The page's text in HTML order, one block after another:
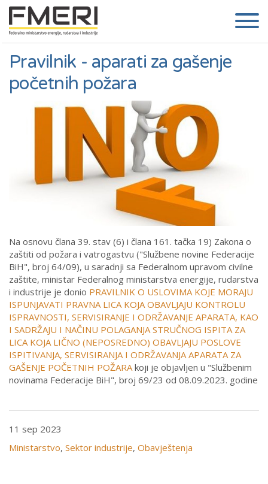
Pravilnik - aparati za gašenje
početnih požara
Na osnovu člana 39. stav (6) i člana 161. tačka 19) Zakona o
zaštiti od požara i vatrogastvu ("Službene novine Federacije
BiH", broj 64/09), u saradnji sa Federalnom upravom civilne
zaštite, ministar Federalnog ministarstva energije, rudarstva
i industrije je donio PRAVILNIK O USLOVIMA KOJE MORAJU
ISPUNJAVATI PRAVNA LICA KOJA OBAVLJAJU KONTROLU
ISPRAVNOSTI, SERVISIRANJE I ODRŽAVANJE APARATA, KAO
I SADRŽAJU I NAČINU POLAGANJA STRUČNOG ISPITA ZA
LICA KOJA LIČNO (NEPOSREDNO) OBAVLJAJU POSLOVE
ISPITIVANJA, SERVISIRANJA I ODRŽAVANJA APARATA ZA
GAŠENJE POČETNIH POŽARAkoji je objavljen u "Službenim
novinama Federacije BiH", broj 69/23 od 08.09.2023. godine
11 sep 2023
Ministarstvo, Sektor industrije, Obavještenja